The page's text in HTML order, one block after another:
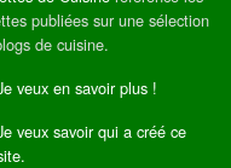
publiées sur une sélection
de cuisine.
veux en savoir plus !
veux savoir qui a créé ce